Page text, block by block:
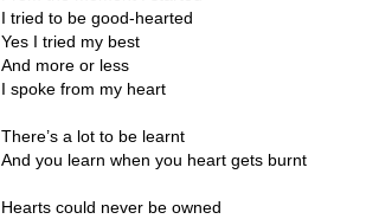
I tried to be good-hearted
Yes I tried my best
And more or less
I spoke from my heart
There’s a lot to be learnt
And you learn when you heart gets burnt
Hearts could never be owned